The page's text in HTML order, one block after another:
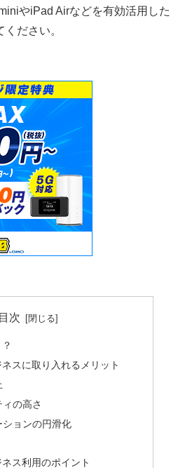
やiPad Airなどを有効活用した
ださい。
目次
スに取り入れるメリット
の高さ
ションの円滑化
ス利用のポイント